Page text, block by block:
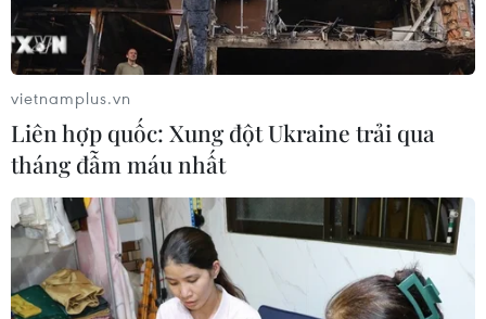
TIN CÙNG CHUYÊN MỤC
Futsal Việt Nam bất bại sau trận hòa
khó tin trước chủ nhà Thái Lan
vietnamplus.vn
Liên hợp quốc: Xung đột Ukraine trải qua
tháng đẫm máu nhất